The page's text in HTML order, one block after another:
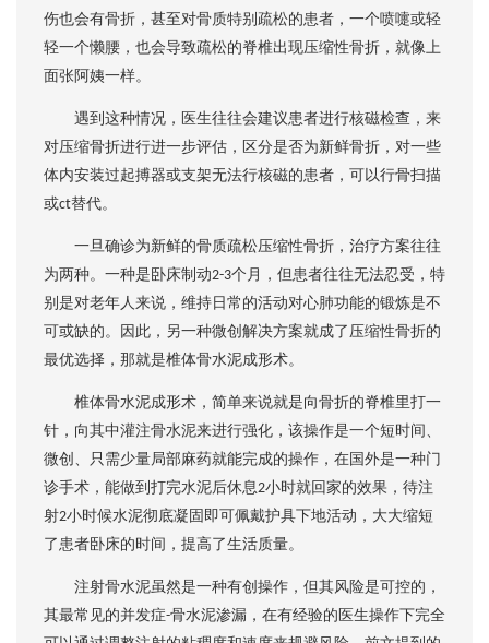
伤也会有骨折，甚至对骨质特别疏松的患者，一个喷嚏或轻
轻一个懒腰，也会导致疏松的脊椎出现压缩性骨折，就像上
面张阿姨一样。
遇到这种情况，医生往往会建议患者进行核磁检查，来
对压缩骨折进行进一步评估，区分是否为新鲜骨折，对一些
体内安装过起搏器或支架无法行核磁的患者，可以行骨扫描
或ct替代。
一旦确诊为新鲜的骨质疏松压缩性骨折，治疗方案往往
为两种。一种是卧床制动2-3个月，但患者往往无法忍受，特
别是对老年人来说，维持日常的活动对心肺功能的锻炼是不
可或缺的。因此，另一种微创解决方案就成了压缩性骨折的
最优选择，那就是椎体骨水泥成形术。
椎体骨水泥成形术，简单来说就是向骨折的脊椎里打一
针，向其中灌注骨水泥来进行强化，该操作是一个短时间、
微创、只需少量局部麻药就能完成的操作，在国外是一种门
诊手术，能做到打完水泥后休息2小时就回家的效果，待注
射2小时候水泥彻底凝固即可佩戴护具下地活动，大大缩短
了患者卧床的时间，提高了生活质量。
注射骨水泥虽然是一种有创操作，但其风险是可控的，
其最常见的并发症-骨水泥渗漏 ， 在有经验的医生操作下完全